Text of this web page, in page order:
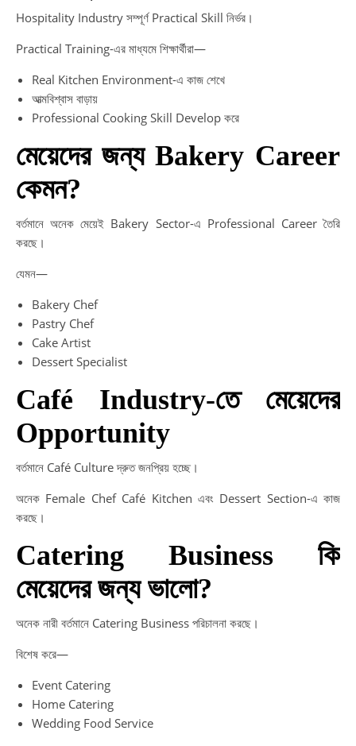
Hospitality Industry সম্পূর্ণ Practical Skill নির্ভর।
Practical Training-এর মাধ্যমে শিক্ষার্থীরা—
Real Kitchen Environment-এ কাজ শেখে
আত্মবিশ্বাস বাড়ায়
Professional Cooking Skill Develop করে
মেয়েদের জন্য Bakery Career
কেমন?
বর্তমানে অনেক মেয়েই Bakery Sector-এ Professional Career তৈরি
করছে।
যেমন—
Bakery Chef
Pastry Chef
Cake Artist
Dessert Specialist
Café Industry-তে মেয়েদের
Opportunity
বর্তমানে Café Culture দ্রুত জনপ্রিয় হচ্ছে।
অনেক Female Chef Café Kitchen এবং Dessert Section-এ কাজ
করছে।
Catering Business কি
মেয়েদের জন্য ভালো?
অনেক নারী বর্তমানে Catering Business পরিচালনা করছে।
বিশেষ করে—
Event Catering
Home Catering
Wedding Food Service